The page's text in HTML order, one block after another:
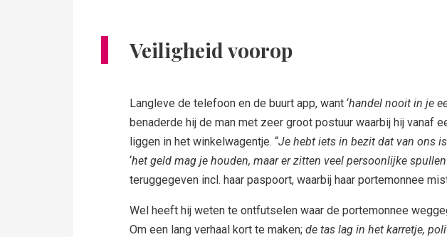
Veiligheid voorop
Langleve de telefoon en de buurt app, want ‘handel nooit in je
benaderde hij de man met zeer groot postuur waarbij hij vanaf
liggen in het winkelwagentje. “Je hebt iets in bezit dat van ons
‘het geld mag je houden, maar er zitten veel persoonlijke spullen
teruggegeven incl. haar paspoort, waarbij haar portemonnee
Wel heeft hij weten te ontfutselen waar de portemonnee
Om een lang verhaal kort te maken; de tas lag in het karretje,